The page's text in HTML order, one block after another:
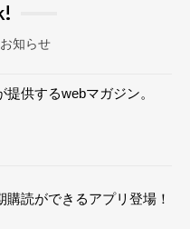
知らせ
提供するwebマガジン。
購読ができるアプリ登場！